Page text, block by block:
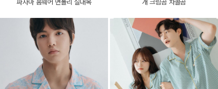
파자마 홈웨어 면폴리 실내복 개 크림곰 차콜곰